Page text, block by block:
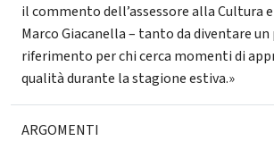
il commento dell’assessore alla Cultura
Marco Giacanella – tanto da diventare
riferimento per chi cerca momenti di
qualità durante la stagione estiva.»
ARGOMENTI